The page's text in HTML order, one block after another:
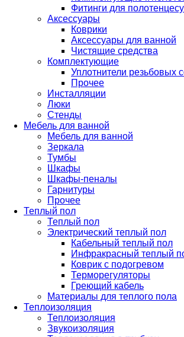
Фитинги для
Аксессуары
Коврики
Аксессуары для ванной
Чистящие средства
Комплектующие
Уплотнители резьбовых
Прочее
Инсталляции
Люки
Стенды
Мебель для ванной
Мебель для ванной
Зеркала
Тумбы
Шкафы
Шкафы-пеналы
Гарнитуры
Прочее
Теплый пол
Теплый пол
Электрический теплый пол
Кабельный теплый пол
Инфракрасный теплый
Коврик с подогревом
Терморегуляторы
Греющий кабель
Материалы для теплого пола
Теплоизоляция
Теплоизоляция
Звукоизоляция